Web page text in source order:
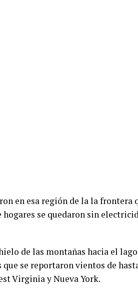
en esa región de la la frontera
se quedaron sin
de las montañas hacia el lago
se reportaron vientos de
Virginia y Nueva York.